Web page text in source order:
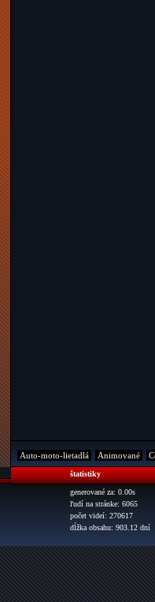
Auto-moto-lietadlá Animované
štatistiky
generované za: 0.00s
ľudí na stránke: 6065
počet videí: 270617
dĺžka obsahu: 903.12 dní